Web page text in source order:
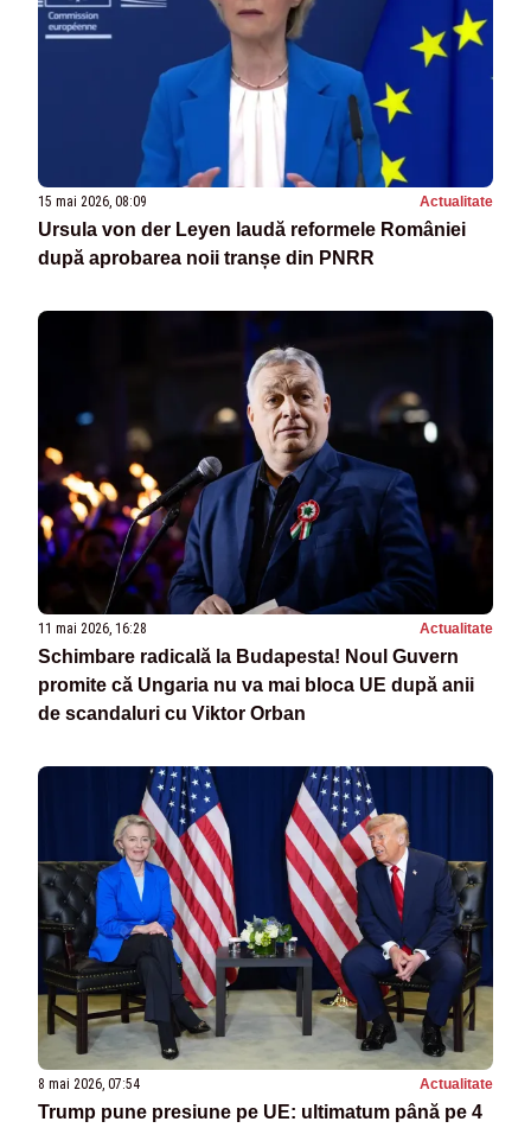
15 mai 2026, 08:09 Actualitate
Ursula von der Leyen laudă reformele României
după aprobarea noii tranșe din PNRR
11 mai 2026, 16:28 Actualitate
Schimbare radicală la Budapesta! Noul Guvern
promite că Ungaria nu va mai bloca UE după anii
de scandaluri cu Viktor Orban
8 mai 2026, 07:54 Actualitate
Trump pune presiune pe UE: ultimatum până pe 4